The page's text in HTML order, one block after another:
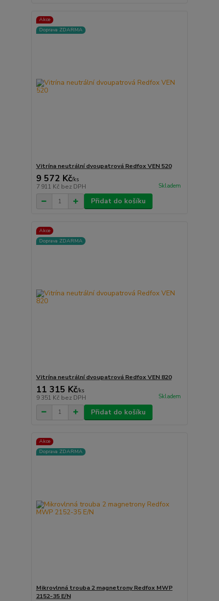
Akce
Doprava ZDARMA
Vitrína neutrální dvoupatrová Redfox VEN 520
9 572 Kč/ks
7 911 Kč bez DPH Skladem
Přidat do košíku
Akce
Doprava ZDARMA
Vitrína neutrální dvoupatrová Redfox VEN 820
11 315 Kč/ks
9 351 Kč bez DPH Skladem
Přidat do košíku
Akce
Doprava ZDARMA
Mikrovlnná trouba 2 magnetrony Redfox MWP
2152-35 E/N